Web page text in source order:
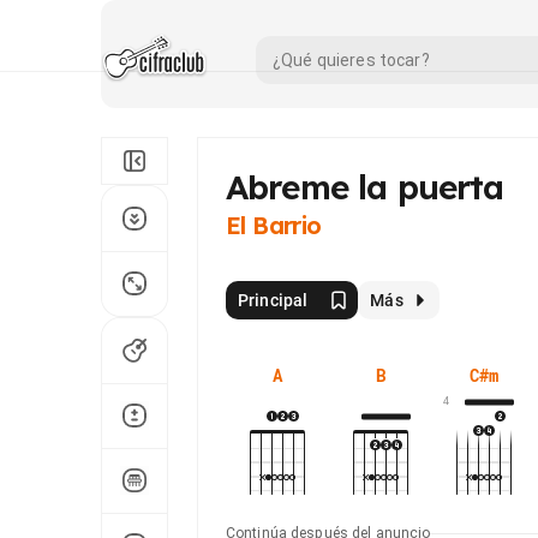
Abreme la puerta
El Barrio
Principal Más
A B C#m
4
Continúa después del anuncio